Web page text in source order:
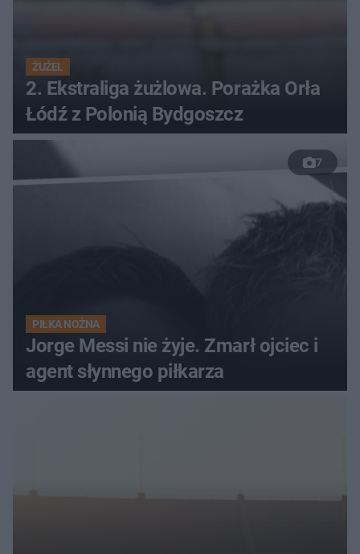
ŻUŻEL
2. Ekstraliga żużlowa. Porażka Orła
Łódź z Polonią Bydgoszcz
7
PIŁKA NOŻNA
Jorge Messi nie żyje. Zmarł ojciec i
agent słynnego piłkarza